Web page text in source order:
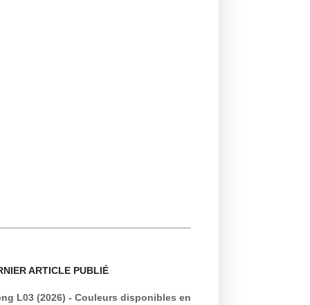
ARTICLE PUBLIÉ
L03 (2026) - Couleurs disponibles en